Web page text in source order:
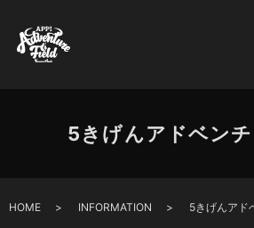
5きげんアドベン
HOME INFORMATION 5きげんアド